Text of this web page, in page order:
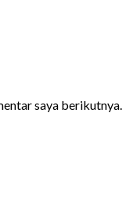
saya berikutnya.